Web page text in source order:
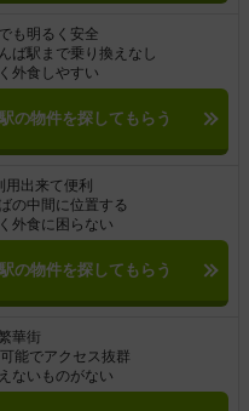
も明るく安全
ば駅まで乗り換えなし
外食しやすい
の物件を探してもらう
用出来て便利
の中間に位置する
外食に困らない
の物件を探してもらう
華街
能でアクセス抜群
ないものがない